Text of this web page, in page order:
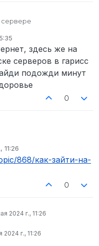
сервере
здесь же на
серверов в гарисс
подожди минут
0
11:26
868/как-зайти-на-
0
2024 г., 11:26
2024 г., 11:26